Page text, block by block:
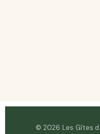
© 2026 Les Gîtes